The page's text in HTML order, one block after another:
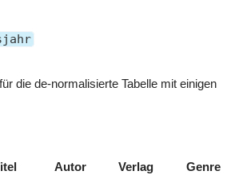
die de-normalisierte Tabelle mit einigen
Autor Verlag Genre